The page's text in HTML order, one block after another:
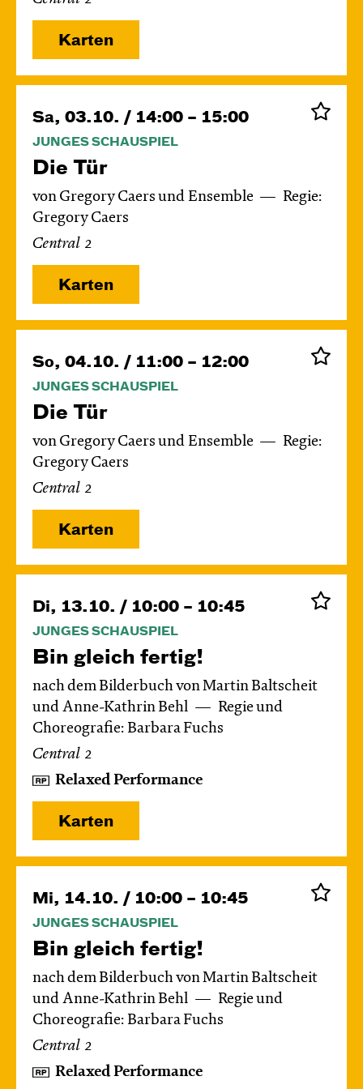
Karten
Sa, 03.10. / 14:00 – 15:00
JUNGES SCHAUSPIEL
Die Tür
von Gregory Caers und Ensemble
Regie:
Gregory Caers
Central 2
Karten
So, 04.10. / 11:00 – 12:00
JUNGES SCHAUSPIEL
Die Tür
von Gregory Caers und Ensemble
Regie:
Gregory Caers
Central 2
Karten
Di, 13.10. / 10:00 – 10:45
JUNGES SCHAUSPIEL
Bin gleich fertig!
nach dem Bilderbuch von Martin Baltscheit
und Anne-Kathrin Behl
Regie und
Choreografie: Barbara Fuchs
Central 2
Relaxed Performance
Karten
Mi, 14.10. / 10:00 – 10:45
JUNGES SCHAUSPIEL
Bin gleich fertig!
nach dem Bilderbuch von Martin Baltscheit
und Anne-Kathrin Behl
Regie und
Choreografie: Barbara Fuchs
Central 2
Relaxed Performance